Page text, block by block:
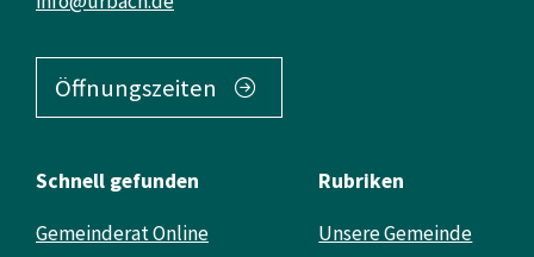
Öffnungszeiten
Schnell gefunden
Gemeinderat Online
Rubriken
Unsere Gemeinde